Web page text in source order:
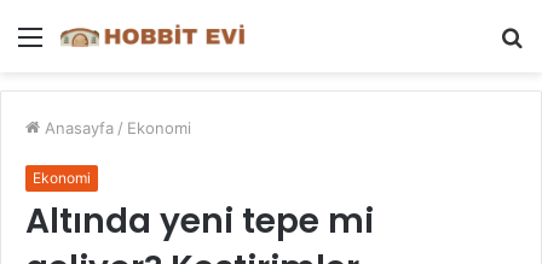
Menü
Anasayfa / Ekonomi
Ekonomi
Altında yeni tepe mi